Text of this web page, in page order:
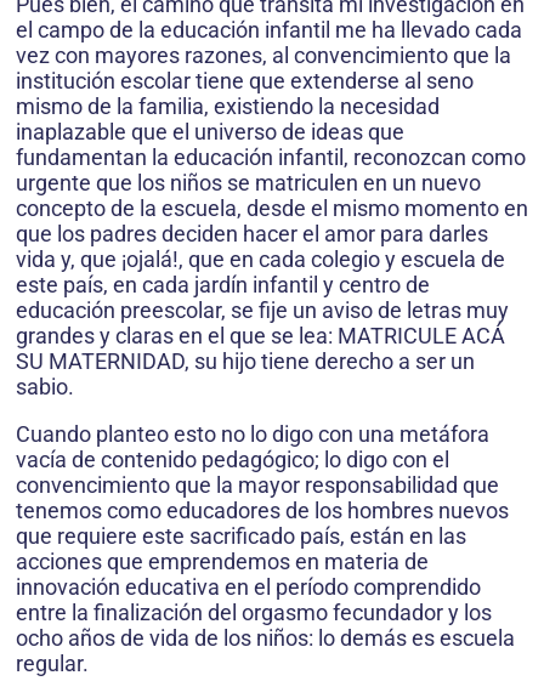
el campo de la educación infantil me ha llevado cada
vez con mayores razones, al convencimiento que la
institución escolar tiene que extenderse al seno
mismo de la familia, existiendo la necesidad
inaplazable que el universo de ideas que
fundamentan la educación infantil, reconozcan como
urgente que los niños se matriculen en un nuevo
concepto de la escuela, desde el mismo momento en
que los padres deciden hacer el amor para darles
vida y, que ¡ojalá!, que en cada colegio y escuela de
este país, en cada jardín infantil y centro de
educación preescolar, se fije un aviso de letras muy
grandes y claras en el que se lea: MATRICULE ACÁ
SU MATERNIDAD, su hijo tiene derecho a ser un
sabio.
Cuando planteo esto no lo digo con una metáfora
vacía de contenido pedagógico; lo digo con el
convencimiento que la mayor responsabilidad que
tenemos como educadores de los hombres nuevos
que requiere este sacrificado país, están en las
acciones que emprendemos en materia de
innovación educativa en el período comprendido
entre la finalización del orgasmo fecundador y los
ocho años de vida de los niños: lo demás es escuela
regular.